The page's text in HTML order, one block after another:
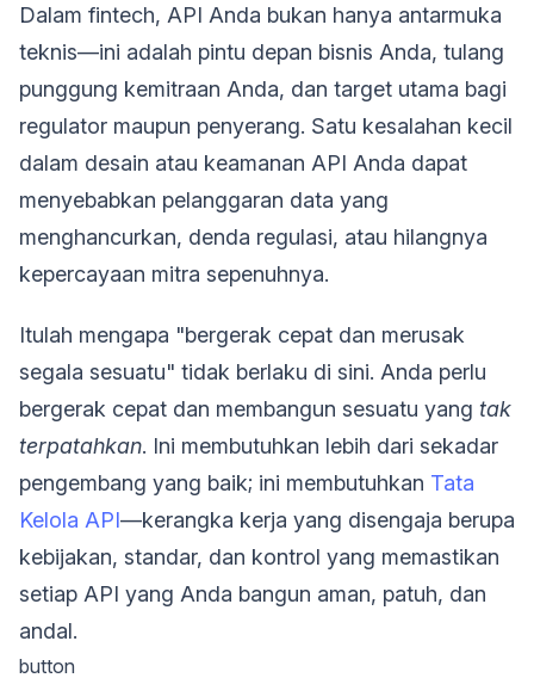
Dalam fintech, API Anda bukan hanya antarmuka
teknis—ini adalah pintu depan bisnis Anda, tulang
punggung kemitraan Anda, dan target utama bagi
regulator maupun penyerang. Satu kesalahan kecil
dalam desain atau keamanan API Anda dapat
menyebabkan pelanggaran data yang
menghancurkan, denda regulasi, atau hilangnya
kepercayaan mitra sepenuhnya.
Itulah mengapa "bergerak cepat dan merusak
segala sesuatu" tidak berlaku di sini. Anda perlu
bergerak cepat dan membangun sesuatu yang tak
terpatahkan. Ini membutuhkan lebih dari sekadar
pengembang yang baik; ini membutuhkan Tata
Kelola API—kerangka kerja yang disengaja berupa
kebijakan, standar, dan kontrol yang memastikan
setiap API yang Anda bangun aman, patuh, dan
andal.
button